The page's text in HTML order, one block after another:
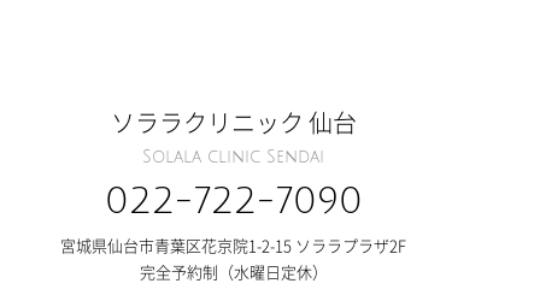
ソララクリニック 仙台
Solala clinic Sendai
022-722-7090
宮城県仙台市青葉区花京院1-2-15 ソララプラザ2F
完全予約制（水曜日定休）